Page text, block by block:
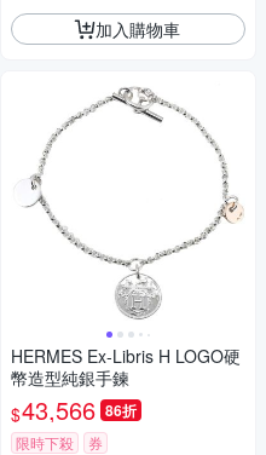
加入購物車
HERMES Ex-Libris H LOGO硬
幣造型純銀手鍊
$43,566 86折
限時下殺 券